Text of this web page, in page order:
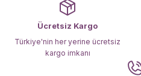
Ücretsiz Kargo
Türkiye'nin her yerine ücretsiz
kargo imkanı